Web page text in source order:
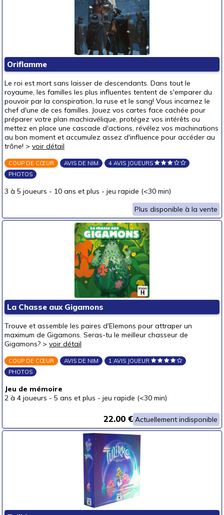
Oriflamme
Le roi est mort sans laisser de descendants. Dans tout le
royaume, les familles les plus influentes tentent de s'emparer du
pouvoir par la conspiration, la ruse et le sang! Vous incarnez le
chef d'une de ces familles. Jouez vos cartes face cachée pour
préparer votre plan machiavélique, protégez vos intérêts ou
mettez en place une cascade d'actions, révélez vos machinations
au bon moment et accumulez assez d'influence pour accéder au
trône! > voir détail
COUP DE CŒUR AVIS DE NIM
4 AVIS JOUEURS
PHOTOS
3 à 5 joueurs - 10 ans et plus - jeu rapide (<30 min)
Plus disponible à la vente
La Chasse aux Gigamons
Trouve et assemble les paires d'Elemons pour attraper un
maximum de Gigamons. Seras-tu le meilleur chasseur de
Gigamons? > voir détail
COUP DE CŒUR AVIS DE NIM
1 AVIS JOUEUR
PHOTOS
Jeu de mémoire
2 à 4 joueurs - 5 ans et plus - jeu rapide (<30 min)
Actuellement indisponible
22.00 €